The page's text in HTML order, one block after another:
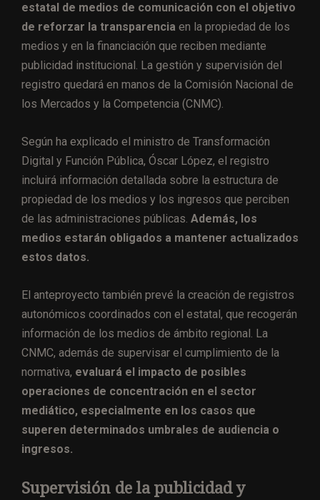
estatal de medios de comunicación con el objetivo
de reforzar la transparencia en la propiedad de los
medios y en la financiación que reciben mediante
publicidad institucional. La gestión y supervisión del
registro quedará en manos de la Comisión Nacional de
los Mercados y la Competencia (CNMC).
Según ha explicado el ministro de Transformación
Digital y Función Pública, Óscar López, el registro
incluirá información detallada sobre la estructura de
propiedad de los medios y los ingresos que perciben
de las administraciones públicas. Además, los
medios estarán obligados a mantener actualizados
estos datos.
El anteproyecto también prevé la creación de registros
autonómicos coordinados con el estatal, que recogerán
información de los medios de ámbito regional. La
CNMC, además de supervisar el cumplimiento de la
normativa, evaluará el impacto de posibles
operaciones de concentración en el sector
mediático, especialmente en los casos que
superen determinados umbrales de audiencia o
ingresos.
Supervisión de la publicidad y